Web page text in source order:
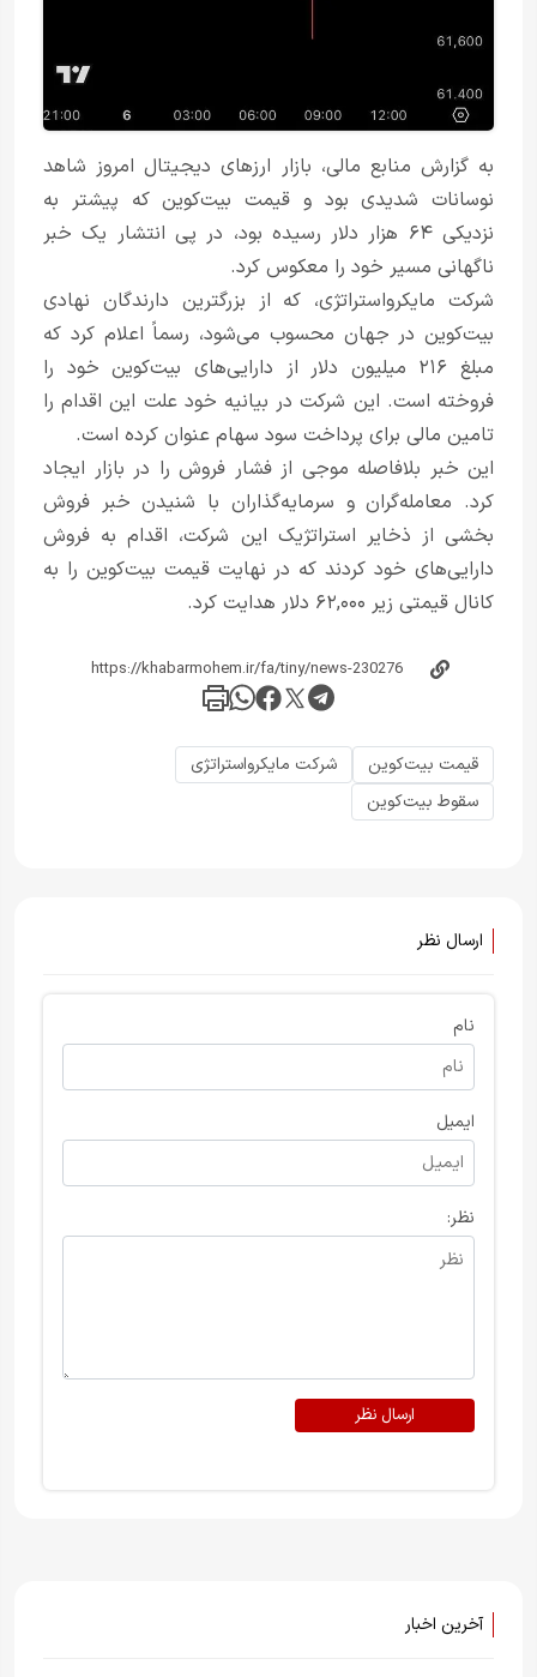
به گزارش منابع مالی، بازار ارزهای دیجیتال امروز شاهد
نوسانات شدیدی بود و قیمت بیت‌کوین که پیشتر به
نزدیکی ۶۴ هزار دلار رسیده بود، در پی انتشار یک خبر
ناگهانی مسیر خود را معکوس کرد.
شرکت مایکرواستراتژی، که از بزرگترین دارندگان نهادی
بیت‌کوین در جهان محسوب می‌شود، رسماً اعلام کرد که
مبلغ ۲۱۶ میلیون دلار از دارایی‌های بیت‌کوین خود را
فروخته است. این شرکت در بیانیه خود علت این اقدام را
تامین مالی برای پرداخت سود سهام عنوان کرده است.
این خبر بلافاصله موجی از فشار فروش را در بازار ایجاد
کرد. معامله‌گران و سرمایه‌گذاران با شنیدن خبر فروش
بخشی از ذخایر استراتژیک این شرکت، اقدام به فروش
دارایی‌های خود کردند که در نهایت قیمت بیت‌کوین را به
کانال قیمتی زیر ۶۲,۰۰۰ دلار هدایت کرد.
قیمت بیت‌کوین
شرکت مایکرواستراتژی
سقوط بیت‌کوین
ارسال نظر
نام
ایمیل
نظر:
ارسال نظر
آخرین اخبار